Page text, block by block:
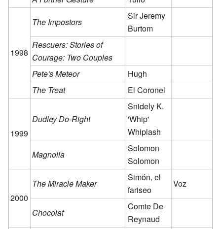
1998
The Impostors
Sir Jeremy
Burtom
Rescuers: Stories of
Courage: Two Couples
Pete's Meteor
Hugh
The Treat
El Coronel
1999
Dudley Do-Right
Snidely K.
'Whip'
Whiplash
Magnolia
Solomon
Solomon
2000
The Miracle Maker
Simón, el
fariseo
Voz
Chocolat
Comte De
Reynaud